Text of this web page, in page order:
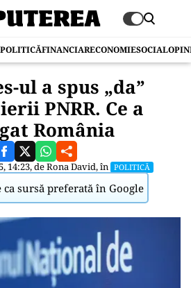
POLITICĂFINANCIARECONOMIESOCIAL
ul a spus „da”
PNRR. Ce a
România
14:23, deRona David, în POLITICĂ
ca sursă preferată în Google